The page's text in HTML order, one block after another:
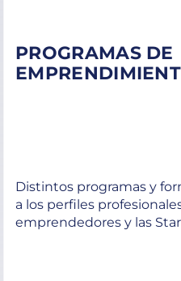
PROGRAMAS DE
Distintos programas y
a los perfiles
emprendedores y las